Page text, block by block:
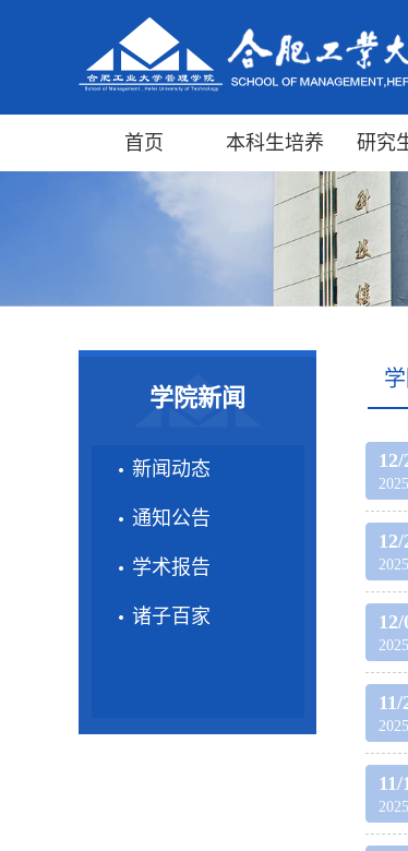
首页 本科生培养 研究
学院新闻
新闻动态
通知公告
学术报告
诸子百家
12/
2025
12/
2025
12/
2025
11/
2025
11/
2025